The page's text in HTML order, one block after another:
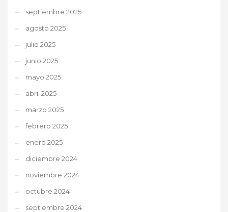
septiembre 2025
agosto 2025
julio 2025
junio 2025
mayo 2025
abril 2025
marzo 2025
febrero 2025
enero 2025
diciembre 2024
noviembre 2024
octubre 2024
septiembre 2024